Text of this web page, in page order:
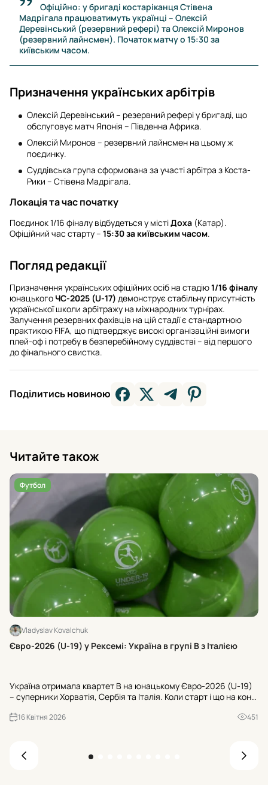
Офіційно: у бригаді костаріканця Стівена
Мадрігала працюватимуть українці – Олексій
Деревінський (резервний рефері) та Олексій Миронов
(резервний лайнсмен). Початок матчу о 15:30 за
київським часом.
Призначення українських арбітрів
Олексій Деревінський – резервний рефері у бригаді, що
обслуговує матч Японія – Південна Африка.
Олексій Миронов – резервний лайнсмен на цьому ж
поєдинку.
Суддівська група сформована за участі арбітра з Коста-
Рики – Стівена Мадрігала.
Локація та час початку
Поєдинок 1/16 фіналу відбудеться у містіДоха (Катар).
Офіційний час старту – 15:30 за київським часом.
Погляд редакції
Призначення українських офіційних осіб на стадію1/16 фіналу
юнацького ЧС-2025 (U-17) демонструє стабільну присутність
української школи арбітражу на міжнародних турнірах.
Залучення резервних фахівців на цій стадії є стандартною
практикою FIFA, що підтверджує високі організаційні вимоги
плей-оф і потребу в безперебійному суддівстві – від першого
до фінального свистка.
Поділитись новиною
Читайте також
Футбол
Vladyslav Kovalchuk
Євро-2026 (U-19) у Рексемі: Україна в групі В з Італією
Україна отримала квартет В на юнацькому Євро-2026 (U-19)
– суперники Хорватія, Сербія та Італія. Коли старт і що на кону
16 Квітня 2026 451